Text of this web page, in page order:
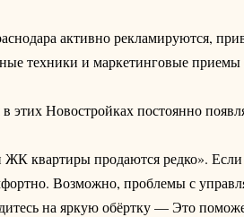
активно рекламируются,
техники и маркетинговые
в этих Новостройках постоянно
ЖК квартиры продаются редко».
Возможно, проблемы с
на яркую обёртку — Это